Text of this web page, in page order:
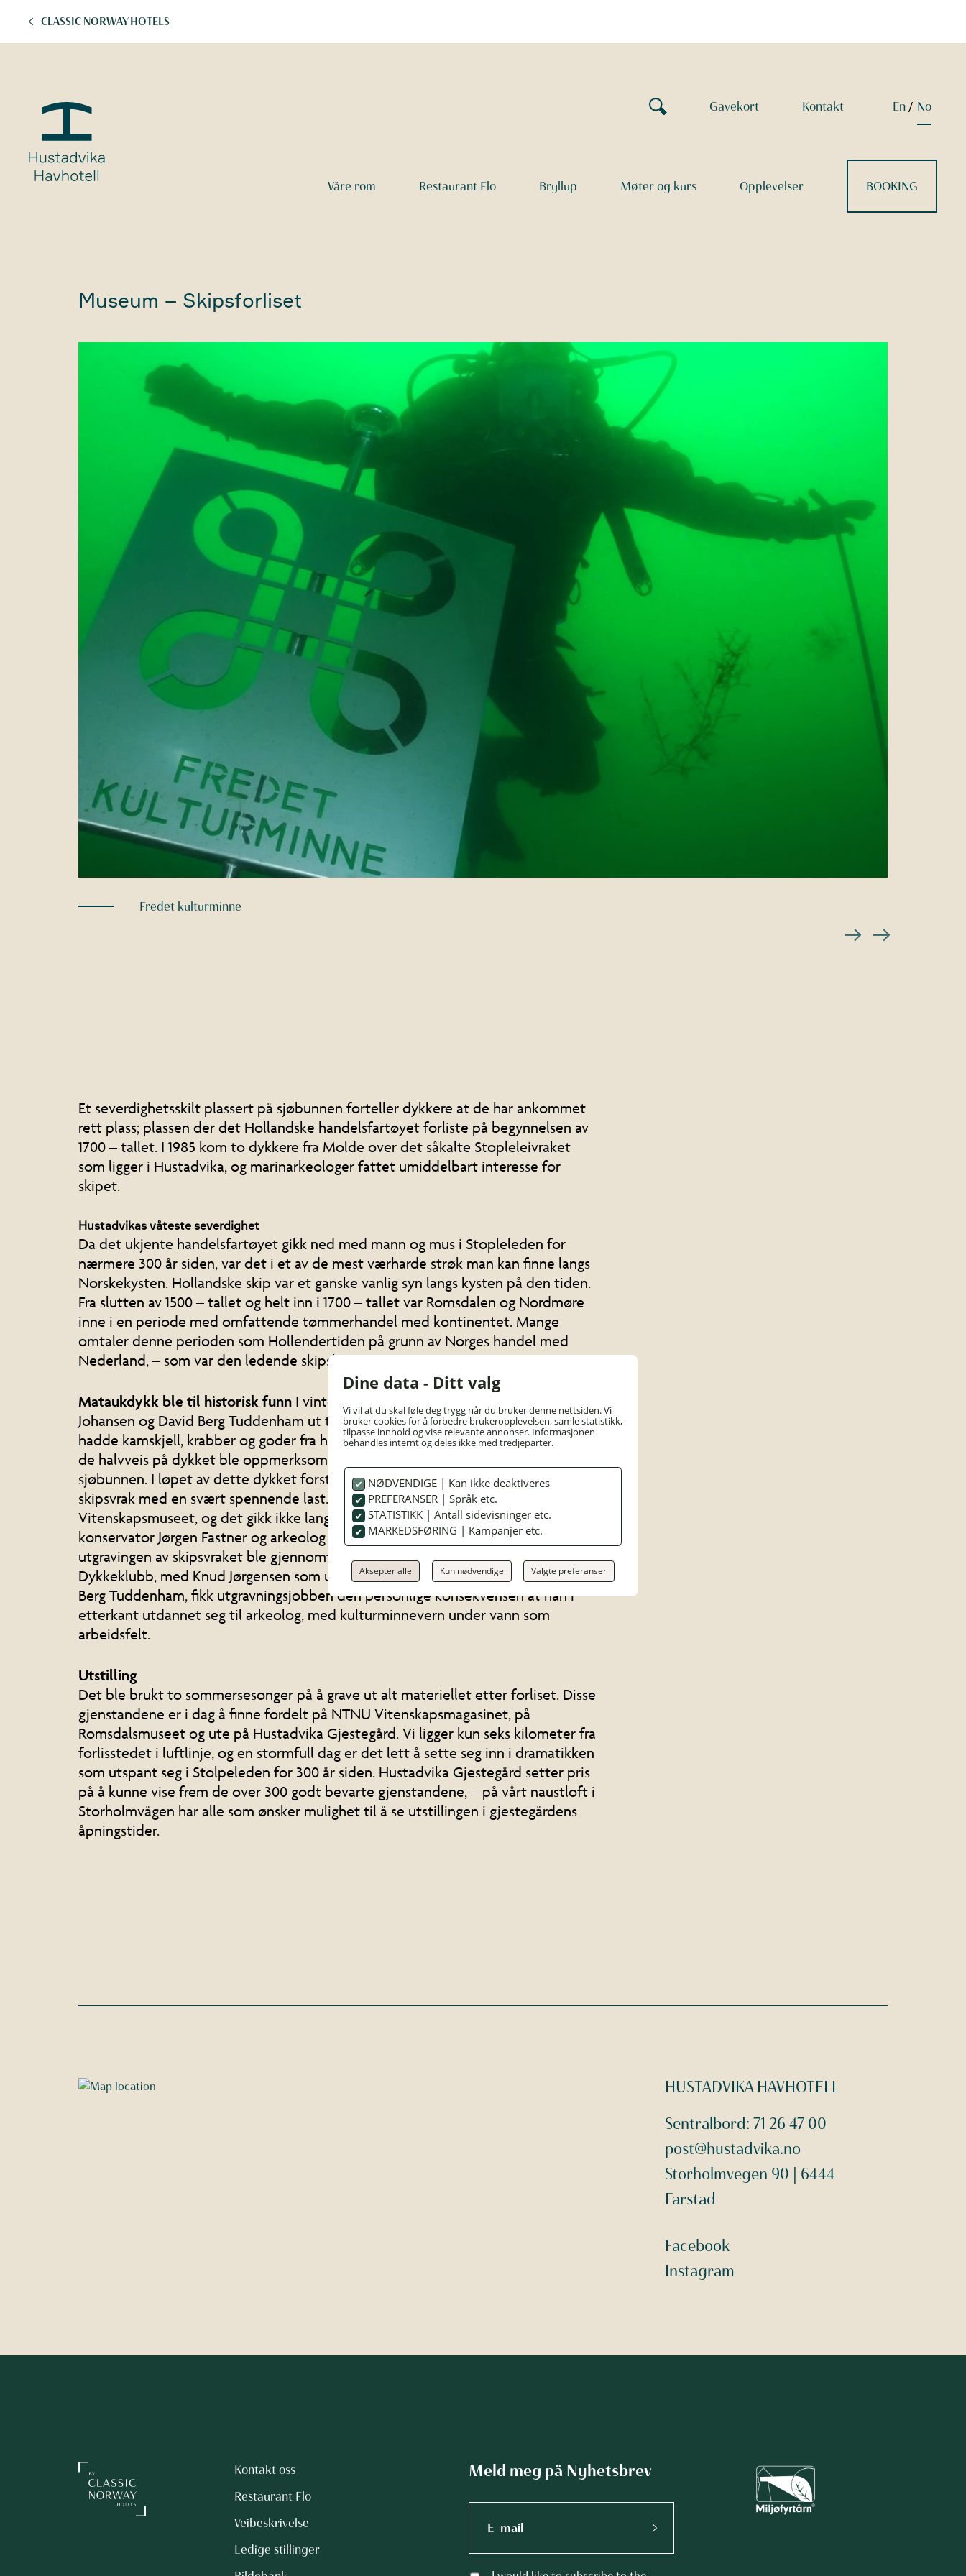
Dine data - Ditt valg
Vi vil at du skal føle deg trygg når du bruker denne nettsiden. Vi
bruker cookies for å forbedre brukeropplevelsen, samle statistikk,
tilpasse innhold og vise relevante annonser. Informasjonen
behandles internt og deles ikke med tredjeparter.
NØDVENDIGE | Kan ikke deaktiveres
PREFERANSER | Språk etc.
STATISTIKK | Antall sidevisninger etc.
MARKEDSFØRING | Kampanjer etc.
Aksepter alle Kun nødvendige Valgte preferanser
CLASSIC NORWAY HOTELS
Gavekort Kontakt en no
Våre rom Restaurant Flo Bryllup Møter og kurs Opplevelser BOOKING
Museum – Skipsforliset
Fredet kulturminne
Et severdighetsskilt plassert på sjøbunnen forteller dykkere at de har ankommet
rett plass; plassen der det Hollandske handelsfartøyet forliste på begynnelsen av
1700 – tallet. I 1985 kom to dykkere fra Molde over det såkalte Stopleleivraket
som ligger i Hustadvika, og marinarkeologer fattet umiddelbart interesse for
skipet.
Hustadvikas våteste severdighet
Da det ukjente handelsfartøyet gikk ned med mann og mus i Stopleleden for
nærmere 300 år siden, var det i et av de mest værharde strøk man kan finne langs
Norskekysten. Hollandske skip var et ganske vanlig syn langs kysten på den tiden.
Fra slutten av 1500 – tallet og helt inn i 1700 – tallet var Romsdalen og Nordmøre
inne i en periode med omfattende tømmerhandel med kontinentet. Mange
omtaler denne perioden som Hollendertiden på grunn av Norges handel med
Nederland, – som var den ledende skipsbyggernasjonen i Europa.
Mataukdykk ble til historisk funn I vinterferien i 1985 dro de to dykkerne Bjørnar
Johansen og David Berg Tuddenham ut til Hustadvika på dykketur. De to guttene
hadde kamskjell, krabber og goder fra havet som mål, men mistet raskt fokuset da
de halvveis på dykket ble oppmerksomme på mengder med gul murstein på
sjøbunnen. I løpet av dette dykket forstod de at de hadde kommet over et
skipsvrak med en svært spennende last. Funnet ble rapportert inn til
Vitenskapsmuseet, og det gikk ikke lang tid før det kom besøk fra Trondheim ved
konservator Jørgen Fastner og arkeolog Kristian Pettersen. Den praktiske
utgravingen av skipsvraket ble gjennomført av frivillige dykkere fra Molde
Dykkeklubb, med Knud Jørgensen som utgravningsleder. For den ene dykkeren,
Berg Tuddenham, fikk utgravningsjobben den personlige konsekvensen at han i
etterkant utdannet seg til arkeolog, med kulturminnevern under vann som
arbeidsfelt.
Utstilling
Det ble brukt to sommersesonger på å grave ut alt materiellet etter forliset. Disse
gjenstandene er i dag å finne fordelt på NTNU Vitenskapsmagasinet, på
Romsdalsmuseet og ute på Hustadvika Gjestegård. Vi ligger kun seks kilometer fra
forlisstedet i luftlinje, og en stormfull dag er det lett å sette seg inn i dramatikken
som utspant seg i Stolpeleden for 300 år siden. Hustadvika Gjestegård setter pris
på å kunne vise frem de over 300 godt bevarte gjenstandene, – på vårt naustloft i
Storholmvågen har alle som ønsker mulighet til å se utstillingen i gjestegårdens
åpningstider.
HUSTADVIKA HAVHOTELL
Sentralbord:71 26 47 00
post@hustadvika.no
Storholmvegen 90 | 6444
Farstad
Facebook
Instagram
Kontakt oss
Restaurant Flo
Veibeskrivelse
Ledige stillinger
Meld meg på Nyhetsbrev